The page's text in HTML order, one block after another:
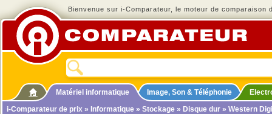
Bienvenue sur i-Comparateur, le moteur de comparaison
Matériel informatique Image, Son & Téléphonie
i-Comparateur de prix » Informatique » Stockage » Disque dur » Western